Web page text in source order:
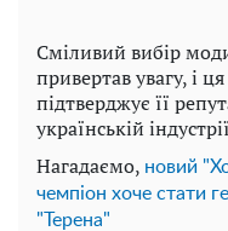
Сміливий вибір
привертав увагу, і
підтверджує її
українській
Нагадаємо, новий
чемпіон хоче стати
"Терена"